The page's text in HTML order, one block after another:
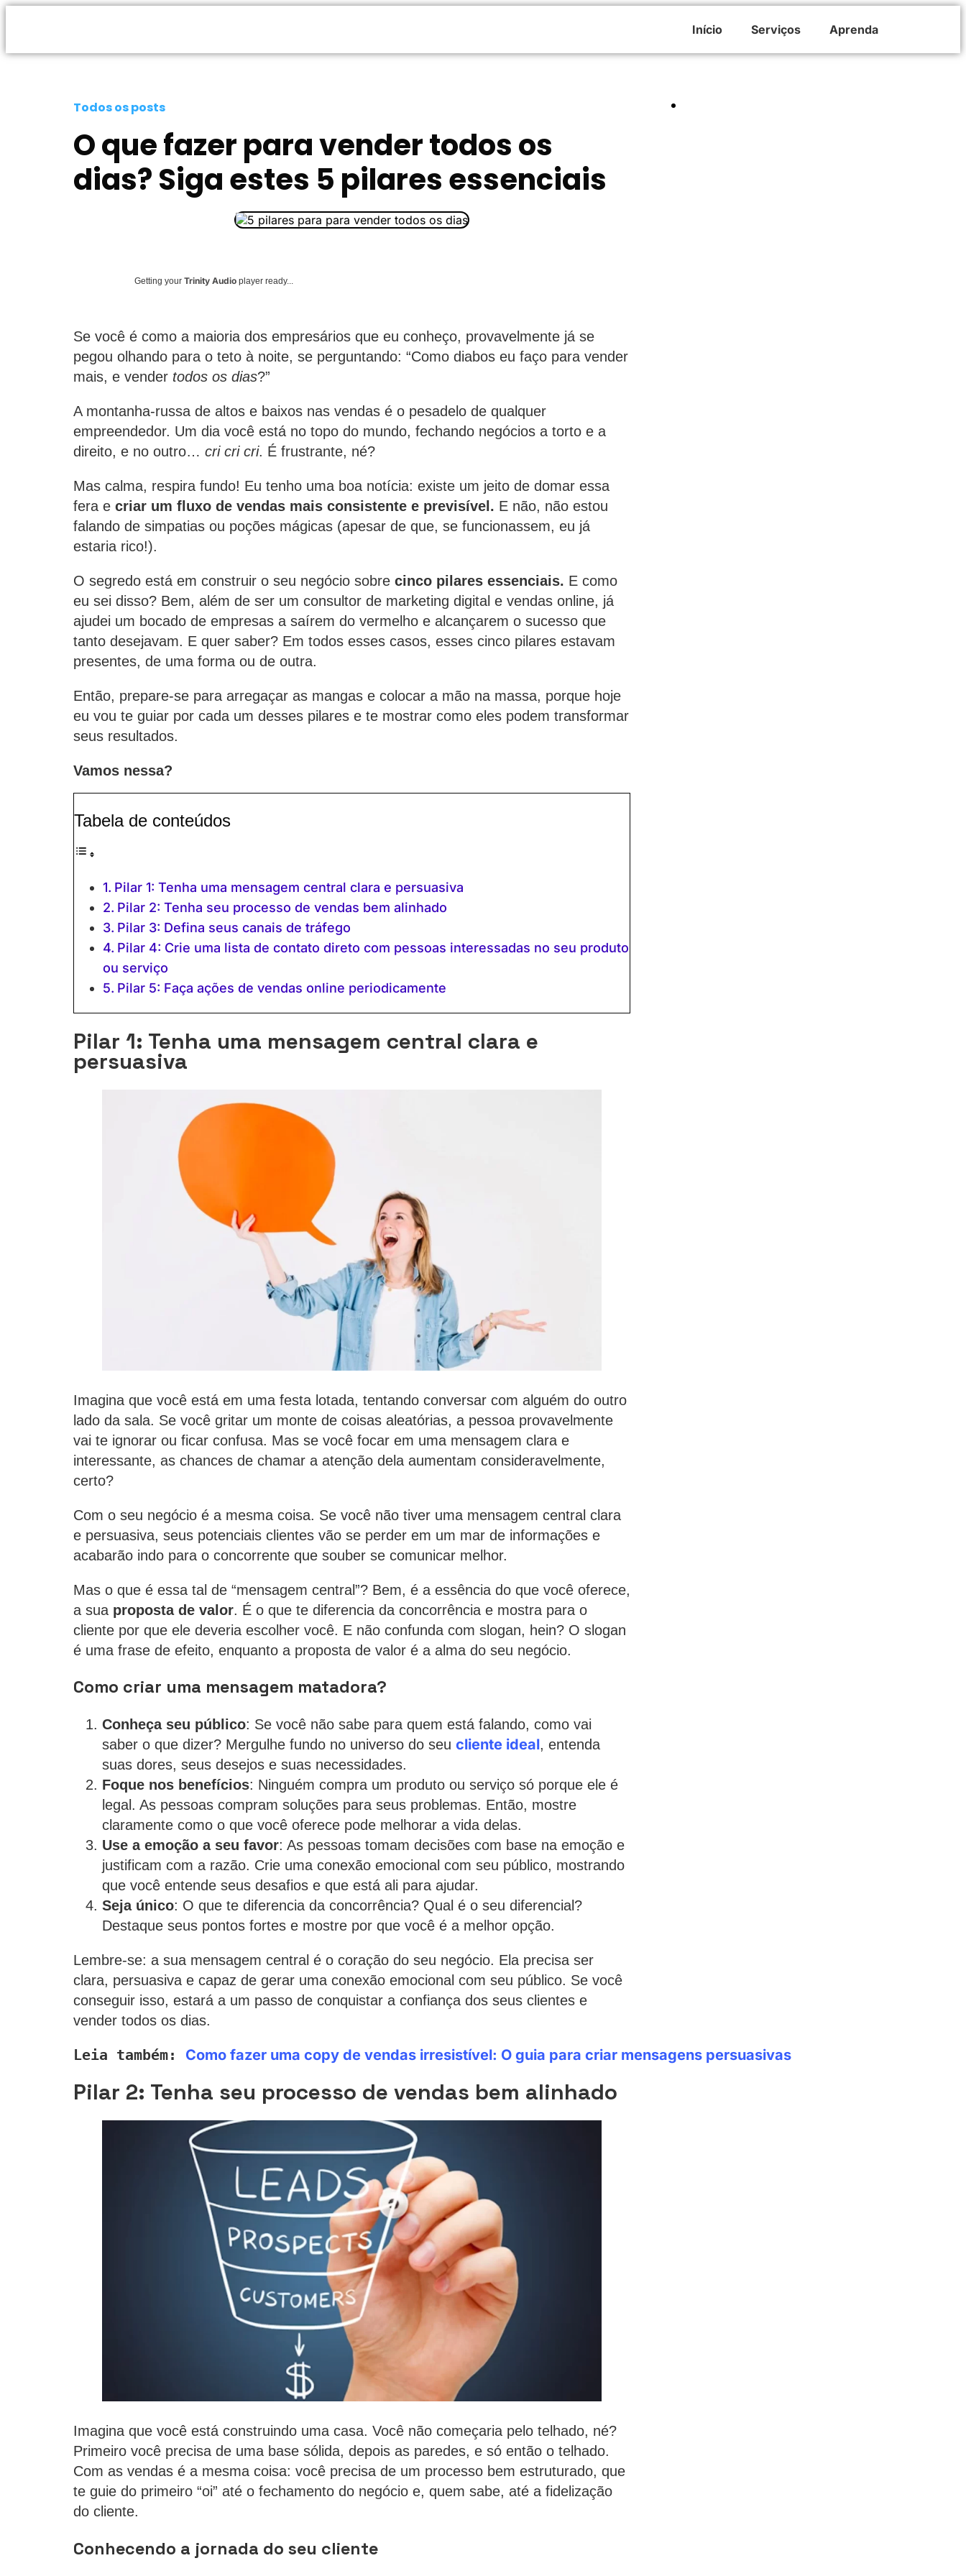
Início Serviços Aprenda
Todos os posts
O que fazer para vender todos os
dias? Siga estes 5 pilares essenciais
Getting your Trinity Audio player ready...
Se você é como a maioria dos empresários que eu conheço, provavelmente já se
pegou olhando para o teto à noite, se perguntando: “Como diabos eu faço para vender
mais, e vender todos os dias?”
A montanha-russa de altos e baixos nas vendas é o pesadelo de qualquer
empreendedor. Um dia você está no topo do mundo, fechando negócios a torto e a
direito, e no outro… cri cri cri. É frustrante, né?
Mas calma, respira fundo! Eu tenho uma boa notícia: existe um jeito de domar essa
fera e criar um fluxo de vendas mais consistente e previsível. E não, não estou
falando de simpatias ou poções mágicas (apesar de que, se funcionassem, eu já
estaria rico!).
O segredo está em construir o seu negócio sobre cinco pilares essenciais. E como
eu sei disso? Bem, além de ser um consultor de marketing digital e vendas online, já
ajudei um bocado de empresas a saírem do vermelho e alcançarem o sucesso que
tanto desejavam. E quer saber? Em todos esses casos, esses cinco pilares estavam
presentes, de uma forma ou de outra.
Então, prepare-se para arregaçar as mangas e colocar a mão na massa, porque hoje
eu vou te guiar por cada um desses pilares e te mostrar como eles podem transformar
seus resultados.
Vamos nessa?
Tabela de conteúdos
Pilar 1: Tenha uma mensagem central clara e persuasiva
Pilar 2: Tenha seu processo de vendas bem alinhado
Pilar 3: Defina seus canais de tráfego
Pilar 4: Crie uma lista de contato direto com pessoas interessadas no seu produto
ou serviço
Pilar 5: Faça ações de vendas online periodicamente
Pilar 1: Tenha uma mensagem central clara e
persuasiva
Imagina que você está em uma festa lotada, tentando conversar com alguém do outro
lado da sala. Se você gritar um monte de coisas aleatórias, a pessoa provavelmente
vai te ignorar ou ficar confusa. Mas se você focar em uma mensagem clara e
interessante, as chances de chamar a atenção dela aumentam consideravelmente,
certo?
Com o seu negócio é a mesma coisa. Se você não tiver uma mensagem central clara
e persuasiva, seus potenciais clientes vão se perder em um mar de informações e
acabarão indo para o concorrente que souber se comunicar melhor.
Mas o que é essa tal de “mensagem central”? Bem, é a essência do que você oferece,
a sua proposta de valor. É o que te diferencia da concorrência e mostra para o
cliente por que ele deveria escolher você. E não confunda com slogan, hein? O slogan
é uma frase de efeito, enquanto a proposta de valor é a alma do seu negócio.
Como criar uma mensagem matadora?
Conheça seu público: Se você não sabe para quem está falando, como vai
saber o que dizer? Mergulhe fundo no universo do seu cliente ideal, entenda
suas dores, seus desejos e suas necessidades.
Foque nos benefícios: Ninguém compra um produto ou serviço só porque ele é
legal. As pessoas compram soluções para seus problemas. Então, mostre
claramente como o que você oferece pode melhorar a vida delas.
Use a emoção a seu favor: As pessoas tomam decisões com base na emoção e
justificam com a razão. Crie uma conexão emocional com seu público, mostrando
que você entende seus desafios e que está ali para ajudar.
Seja único: O que te diferencia da concorrência? Qual é o seu diferencial?
Destaque seus pontos fortes e mostre por que você é a melhor opção.
Lembre-se: a sua mensagem central é o coração do seu negócio. Ela precisa ser
clara, persuasiva e capaz de gerar uma conexão emocional com seu público. Se você
conseguir isso, estará a um passo de conquistar a confiança dos seus clientes e
vender todos os dias.
Leia também: Como fazer uma copy de vendas irresistível: O guia para criar mensagens persuasivas
Pilar 2: Tenha seu processo de vendas bem alinhado
Imagina que você está construindo uma casa. Você não começaria pelo telhado, né?
Primeiro você precisa de uma base sólida, depois as paredes, e só então o telhado.
Com as vendas é a mesma coisa: você precisa de um processo bem estruturado, que
te guie do primeiro “oi” até o fechamento do negócio e, quem sabe, até a fidelização
do cliente.
Conhecendo a jornada do seu cliente